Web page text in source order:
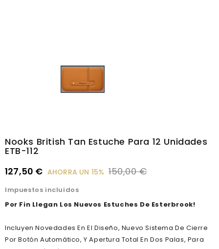
Nooks British Tan Estuche Para 12 Unidades
ETB-112
127,50 € AHORRA UN 15% 150,00 €
Impuestos incluidos
Por Fin Llegan Los Nuevos Estuches De Esterbrook!
Incluyen Novedades En El Diseño, Nuevo Sistema De Cierre
Por Botón Automático, Y Apertura Total En Dos Palas, Para